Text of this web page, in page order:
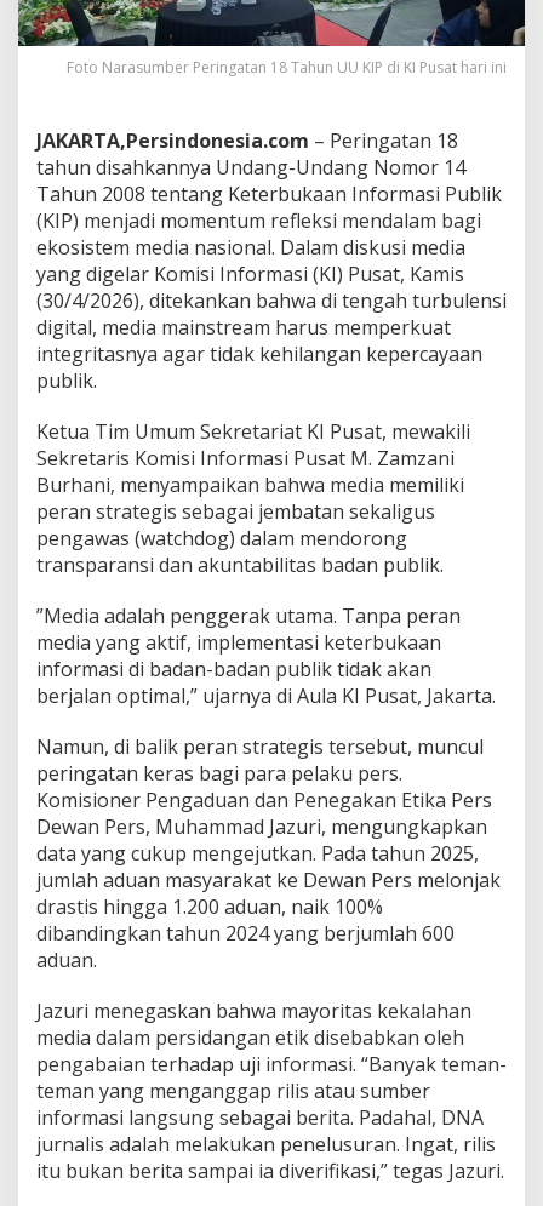
I
:
M
i
a
M
a
i
n
s
t
r
e
a
a
r
u
s
K
e
b
l
i
k
e
K
t
t
a
h
s
e
b
a
g
V
e
r
f
i
k
a
Foto Narasumber Peringatan 18 Tahun UU KIP di KI Pusat hari ini
JAKARTA,Persindonesia.com – Peringatan 18
tahun disahkannya Undang-Undang Nomor 14
Tahun 2008 tentang Keterbukaan Informasi Publik
(KIP) menjadi momentum refleksi mendalam bagi
ekosistem media nasional. Dalam diskusi media
yang digelar Komisi Informasi (KI) Pusat, Kamis
(30/4/2026), ditekankan bahwa di tengah turbulensi
digital, media mainstream harus memperkuat
integritasnya agar tidak kehilangan kepercayaan
publik.
​Ketua Tim Umum Sekretariat KI Pusat, mewakili
Sekretaris Komisi Informasi Pusat M. Zamzani
Burhani, menyampaikan bahwa media memiliki
peran strategis sebagai jembatan sekaligus
pengawas (watchdog) dalam mendorong
transparansi dan akuntabilitas badan publik.
​”Media adalah penggerak utama. Tanpa peran
media yang aktif, implementasi keterbukaan
informasi di badan-badan publik tidak akan
berjalan optimal,” ujarnya di Aula KI Pusat, Jakarta.
Namun, di balik peran strategis tersebut, muncul
peringatan keras bagi para pelaku pers.
Komisioner Pengaduan dan Penegakan Etika Pers
Dewan Pers, Muhammad Jazuri, mengungkapkan
data yang cukup mengejutkan. Pada tahun 2025,
jumlah aduan masyarakat ke Dewan Pers melonjak
drastis hingga 1.200 aduan, naik 100%
dibandingkan tahun 2024 yang berjumlah 600
aduan.
​Jazuri menegaskan bahwa mayoritas kekalahan
media dalam persidangan etik disebabkan oleh
pengabaian terhadap uji informasi. “Banyak teman-
teman yang menganggap rilis atau sumber
informasi langsung sebagai berita. Padahal, DNA
jurnalis adalah melakukan penelusuran. Ingat, rilis
itu bukan berita sampai ia diverifikasi,” tegas Jazuri.